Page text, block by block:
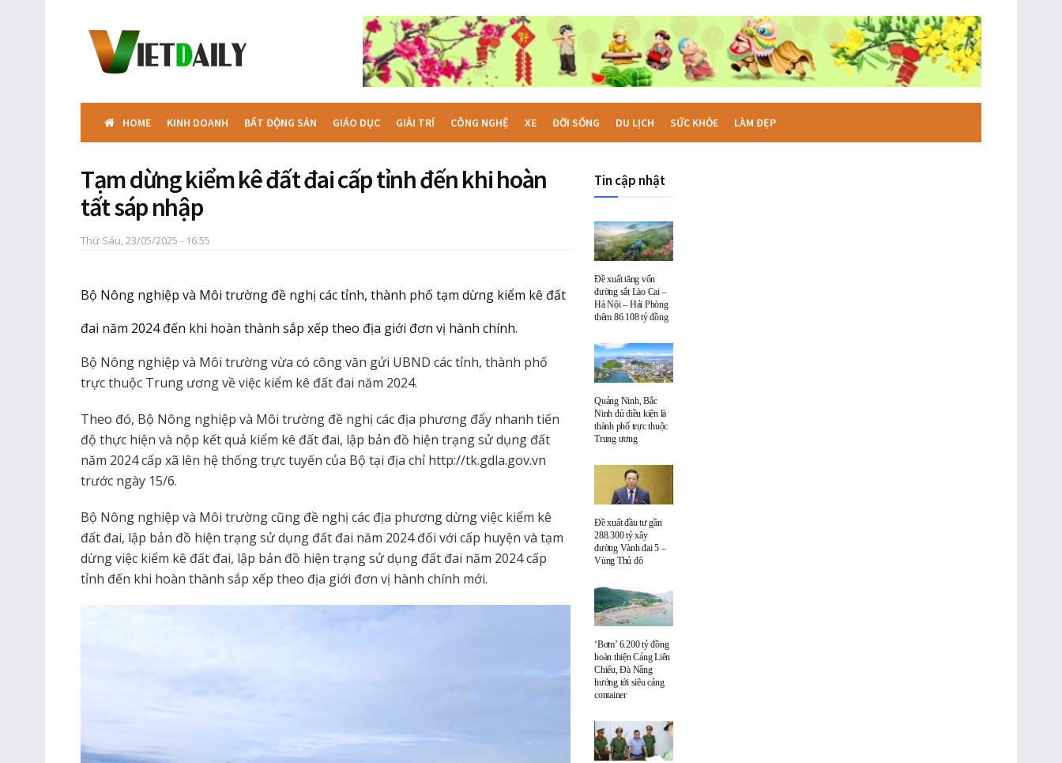
HOME KINH DOANH BẤT ĐỘNG SẢN GIÁO DỤC GIẢI TRÍ CÔNG NGHỆ XE ĐỜI SỐNG DU LỊCH SỨC KHỎE LÀM ĐẸP
Tạm dừng kiểm kê đất đai cấp tỉnh đến khi hoàn
tất sáp nhập
Thứ Sáu, 23/05/2025 - 16:55
Bộ Nông nghiệp và Môi trường đề nghị các tỉnh, thành phố tạm dừng kiểm kê đất
đai năm 2024 đến khi hoàn thành sắp xếp theo địa giới đơn vị hành chính.
Bộ Nông nghiệp và Môi trường vừa có công văn gửi UBND các tỉnh, thành phố
trực thuộc Trung ương về việc kiểm kê đất đai năm 2024.
Theo đó, Bộ Nông nghiệp và Môi trường đề nghị các địa phương đẩy nhanh tiến
độ thực hiện và nộp kết quả kiểm kê đất đai, lập bản đồ hiện trạng sử dụng đất
năm 2024 cấp xã lên hệ thống trực tuyến của Bộ tại địa chỉ http://tk.gdla.gov.vn
trước ngày 15/6.
Bộ Nông nghiệp và Môi trường cũng đề nghị các địa phương dừng việc kiểm kê
đất đai, lập bản đồ hiện trạng sử dụng đất đai năm 2024 đối với cấp huyện và tạm
dừng việc kiểm kê đất đai, lập bản đồ hiện trạng sử dụng đất đai năm 2024 cấp
tỉnh đến khi hoàn thành sắp xếp theo địa giới đơn vị hành chính mới.
Tin cập nhật
Đề xuất tăng vốn
đường sắt Lào Cai –
Hà Nội – Hải Phòng
thêm 86.108 tỷ đồng
Quảng Ninh, Bắc
Ninh đủ điều kiện là
thành phố trực thuộc
Trung ương
Đề xuất đầu tư gần
288.300 tỷ xây
đường Vành đai 5 –
Vùng Thủ đô
‘Bơm’ 6.200 tỷ đồng
hoàn thiện Cảng Liên
Chiểu, Đà Nẵng
hướng tới siêu cảng
container